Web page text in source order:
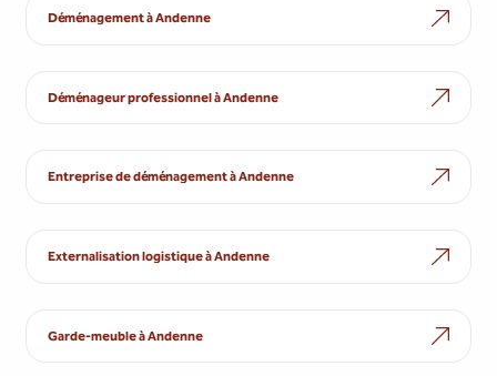
Déménagement à Andenne
Déménageur professionnel à Andenne
Entreprise de déménagement à Andenne
Externalisation logistique à Andenne
Garde-meuble à Andenne